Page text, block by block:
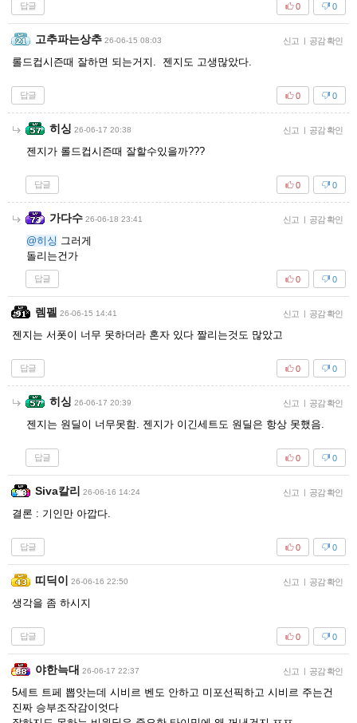
답글 0
0
고추파는상추 26-06-15 08:03 신고 | 공감 확인
롤드컵시즌때 잘하면 되는거지. 젠지도 고생많았다.
답글 0
0
히싱 26-06-17 20:38 신고 | 공감 확인
젠지가 롤드컵시즌때 잘할수있을까???
답글 0
0
가다수 26-06-18 23:41 신고 | 공감 확인
@히싱 그러게
돌리는건가
답글 0
0
렘펠 26-06-15 14:41 신고 | 공감 확인
젠지는 서폿이 너무 못하더라 혼자 있다 짤리는것도 많았고
답글 0
0
히싱 26-06-17 20:39 신고 | 공감 확인
젠지는 원딜이 너무못함. 젠지가 이긴세트도 원딜은 항상 못했음.
답글 0
0
Siva칼리 26-06-16 14:24 신고 | 공감 확인
결론 : 기인만 아깝다.
답글 0
0
띠딕이 26-06-16 22:50 신고 | 공감 확인
생각을 좀 하시지
답글 0
0
야한늑대 26-06-17 22:37 신고 | 공감 확인
5세트 트페 뽑앗는데 시비르 벤도 안하고 미포선픽하고 시비르 주는건
진짜 승부조작감이엇다